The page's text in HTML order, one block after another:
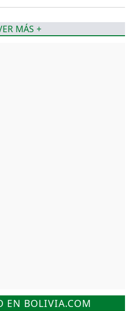
EN BOLIVIA.COM
MÁS +